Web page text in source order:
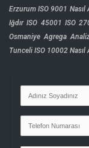
Erzurum ISO 9001 Nasıl
Iğdır ISO 45001 ISO
Osmaniye Agrega
Tunceli ISO 10002 Nasıl